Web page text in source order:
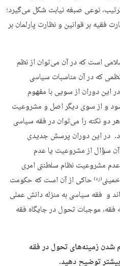
نوعی صبغه نیابت شکل می‌گیرد؛
بر قوانین و نظارت پارلمان بر
است که در آن می‌توان از نظم
که در آن مناسبات سیاسی
این دوران از سویی با مفهوم
و از سوی دیگر اصل و مشروعیت
دو نکته را می‌توان در فقه سیاسی
در این دوران پرسش جدیدی
سؤال از مشروعیت یا عدم
مشروعیت نظام سلطنتی امری
(ره) حاکی از آن است که حکومت
و فقه سیاسی به منزله دانش عملی
فقه، موجبات تحول در جایگاه فقه
زمینه‌های تحول در فقه
بیشتر توضیح دهید.